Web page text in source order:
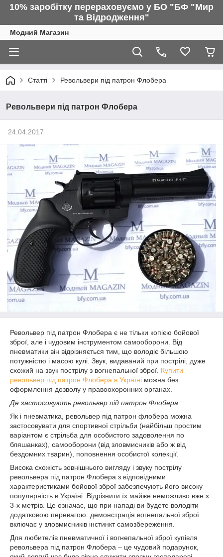
10% заробітку перераховуємо у БО "БФ "Мир
та Відродження"
Модний Магазин
Статті Револьвери під патрон Флобера
Револьвери під патрон Флобера
24.04.2017
Револьвер під патрон Флобера є не тільки копією бойової
зброї, але і чудовим інструментом самооборони. Від
пневматики він відрізняється тим, що володіє більшою
потужністю і масою кулі. Звук, видаваний при пострілі, дуже
схожий на звук пострілу з вогнепальної зброї. Купити
револьвер під патрон Флобера в Україні можна без
оформлення дозволу у правоохоронних органах.
Де застосовують револьвер під патрон Флобера
Як і пневматика, револьвер під патрон флобера можна
застосовувати для спортивної стрільби (найбільш простим
варіантом є стрільба для особистого задоволення по
бляшанках), самооборони (від зловмисників або ж від
бездомних тварин), поповнення особистої колекції.
Висока схожість зовнішнього вигляду і звуку пострілу
револьвера під патрон Флобера з відповідними
характеристиками бойової зброї забезпечують його високу
популярність в Україні. Відрізнити їх майже неможливо вже з
3-х метрів. Це означає, що при нападі ви будете володіти
додатковою перевагою: демонстрація вогнепальної зброї
включає у зловмисників інстинкт самозбереження.
Для любителів пневматичної і вогнепальної зброї купівля
револьвера під патрон Флобера – це чудовий подарунок,